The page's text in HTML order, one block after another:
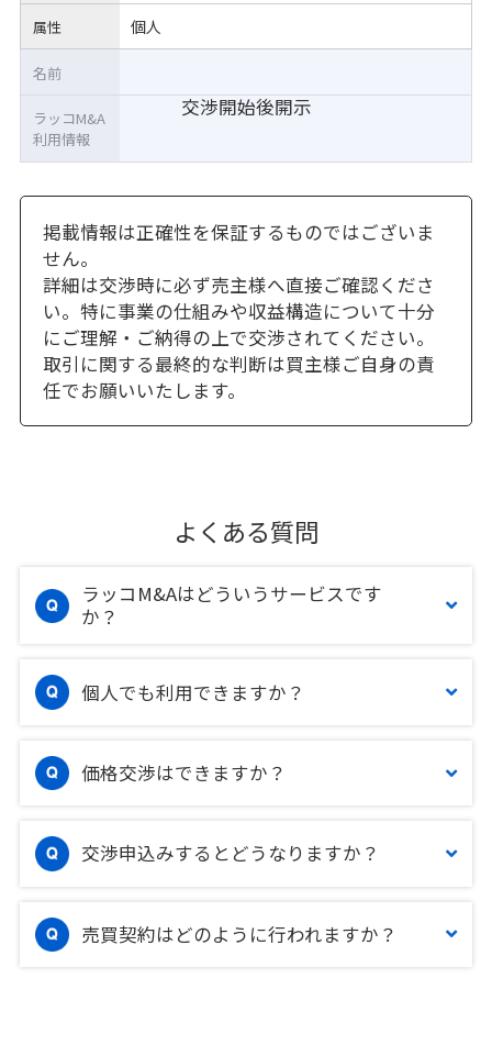
属性 個人
交渉開始後開示
名前
ラッコM&A
利用情報
掲載情報は正確性を保証するものではございま
せん。
詳細は交渉時に必ず売主様へ直接ご確認くださ
い。特に事業の仕組みや収益構造について十分
にご理解・ご納得の上で交渉されてください。
取引に関する最終的な判断は買主様ご自身の責
任でお願いいたします。
よくある質問
ラッコM&Aはどういうサービスです
か？
個人でも利用できますか？
価格交渉はできますか？
交渉申込みするとどうなりますか？
売買契約はどのように行われますか？